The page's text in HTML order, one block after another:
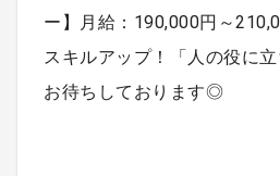
ー】月給：190,000円～
スキルアップ！「人の役に
お待ちしております◎